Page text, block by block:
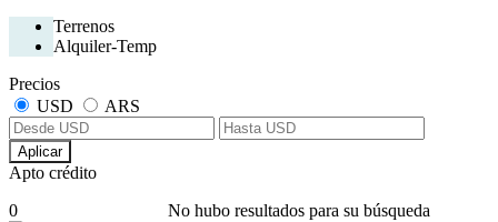
Terrenos
Alquiler-Temp
Precios
USD
ARS
Aplicar
Apto crédito
No hubo resultados para su búsqueda
0